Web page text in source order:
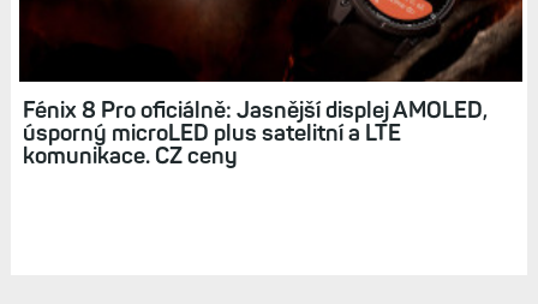
Fénix 8 Pro oficiálně: Jasnější displej AMOLED,
úsporný microLED plus satelitní a LTE
komunikace. CZ ceny